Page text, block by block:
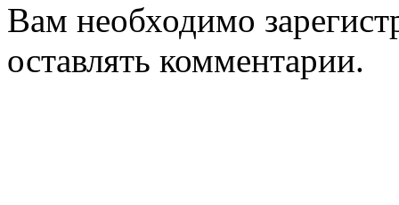
Вам необходимо
оставлять комментарии.